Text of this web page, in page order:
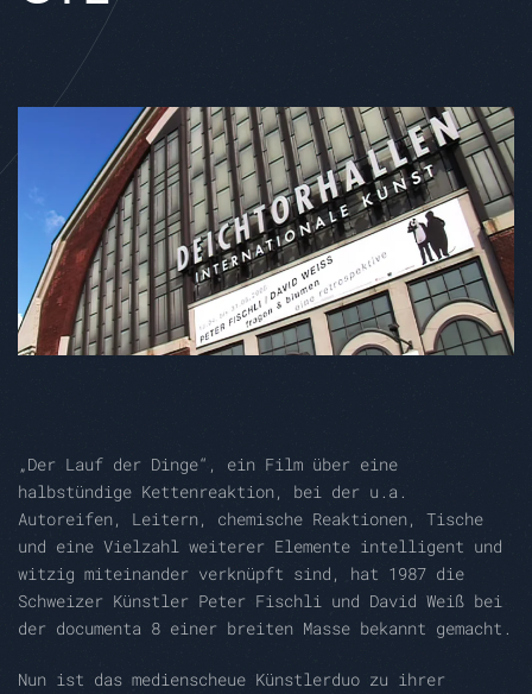
„Der Lauf der Dinge“, ein Film über eine
halbstündige Kettenreaktion, bei der u.a.
Autoreifen, Leitern, chemische Reaktionen, Tische
und eine Vielzahl weiterer Elemente intelligent und
witzig miteinander verknüpft sind, hat 1987 die
Schweizer Künstler Peter Fischli und David Weiß bei
der documenta 8 einer breiten Masse bekannt gemacht.
Nun ist das medienscheue Künstlerduo zu ihrer